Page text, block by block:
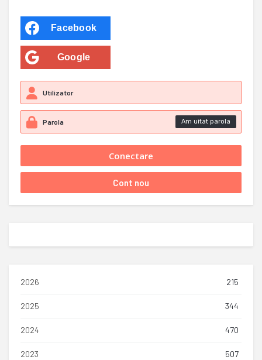
Facebook
Google
Am uitat parola
2026 215
2025 344
2024 470
2023 507